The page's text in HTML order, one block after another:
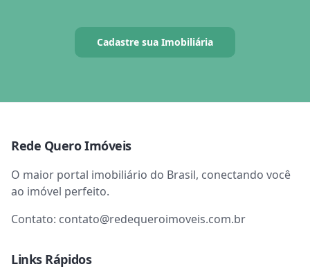
Cadastre sua Imobiliária
Rede Quero Imóveis
O maior portal imobiliário do Brasil, conectando você
ao imóvel perfeito.
Contato: contato@redequeroimoveis.com.br
Links Rápidos